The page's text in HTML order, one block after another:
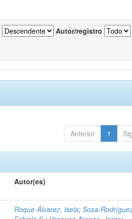
Autor/registro
Anterior 1
Autor(es)
Roque-Álvarez, Isela;Sosa-